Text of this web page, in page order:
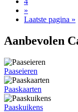
»
Laatste pagina »
Aanbevolen
Paaseieren
Paaskaarten
Paaskuikens